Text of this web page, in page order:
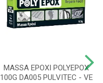
MASSA EPOXI POLYEPOX
100G DA005 PULVITEC - VE